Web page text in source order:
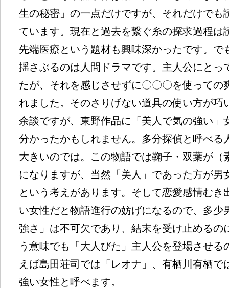
生の秘密」の一点だけですが、それだけでも
ています。現在と過去を繋ぐ糸の探求過程は
先端医療という題材も興味深かったです。で
揺さぶるのは人間ドラマです。主人公にとっ
たが、それを感じさせずに〇〇〇を使っての
れました。そのさりげない道具の使い方が巧
余談ですが、東野作品に「美人で気の強い」
分かったかもしれません。多分探偵と呼べる
大きいのでは。この物語では鞠子・双葉が（
になりますが、当然「美人」であった方が男
という考えがあります。そして恋愛感情むき
い女性だと物語進行の妨げになるので、多少
強さ」は不可欠であり、結末を受け止めるの
う意味でも「大人びた」主人公を登場させる
えば島田荘司では「レオナ」、有栖川有栖で
強い女性と呼べます。